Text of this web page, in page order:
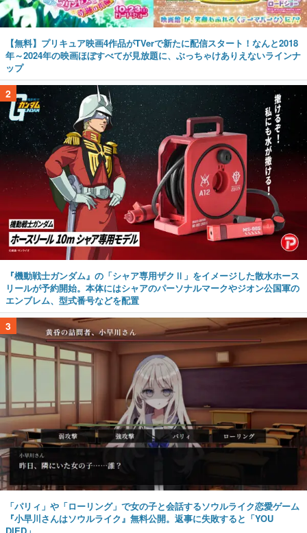
【無料】プリキュア映画4作品がTVerで新たに配信スタート！なんと2018
年～2024年の映画ほぼすべてが見放題に、ぶっちゃけありえないラインナ
ップ
2
『機動戦士ガンダム』の「シャア専用ザクⅡ」をイメージした散水ホース
リールが予約開始。本体にはシャアのパーソナルマークやジオン公国軍の
エンブレム、型式番号などを配置
3
「パリィ」や「ローリング」で女の子と会話するソウルライク恋愛ゲーム
『小早川さんはソウルライク』無料公開。返事に失敗すると「YOU